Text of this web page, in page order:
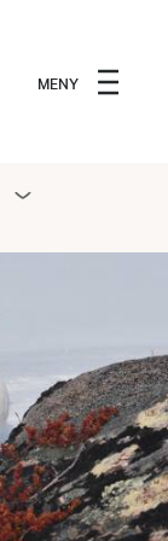
MENY